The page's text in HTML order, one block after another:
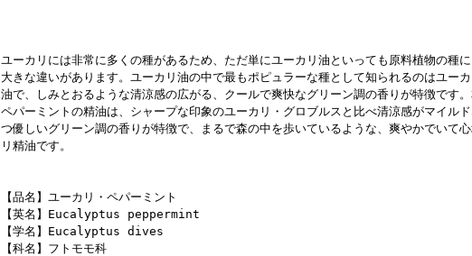
ユーカリには非常に多くの種があるため、ただ単にユーカリ油といっても原料植物の種
大きな違いがあります。ユーカリ油の中で最もポピュラーな種として知られるのはユー
油で、しみとおるような清涼感の広がる、クールで爽快なグリーン調の香りが特徴です。
ペパーミントの精油は、シャープな印象のユーカリ・グロブルスと比べ清涼感がマイル
つ優しいグリーン調の香りが特徴で、まるで森の中を歩いているような、爽やかでいて
リ精油です。
【品名】ユーカリ・ペパーミント
【英名】Eucalyptus peppermint
【学名】Eucalyptus dives
【科名】フトモモ科